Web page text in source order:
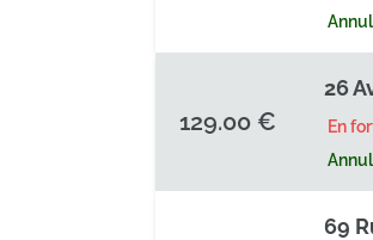
129.00 €
26
En
69